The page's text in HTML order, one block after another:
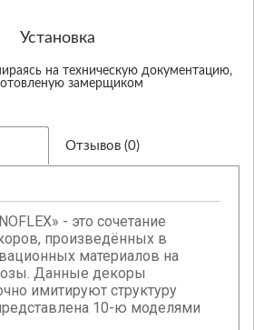
Установка
на техническую документацию,
замерщиком
Отзывов (0)
- это сочетание
произведённых в
материалов на
Данные декоры
имитируют структуру
10-ю моделями